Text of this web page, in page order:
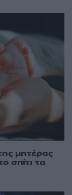
μητέρας
σπίτι τα